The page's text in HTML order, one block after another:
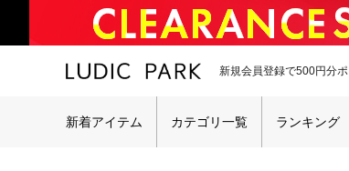
新規会員登録で500円分ポ
新着アイテム カテゴリ一覧 ランキング